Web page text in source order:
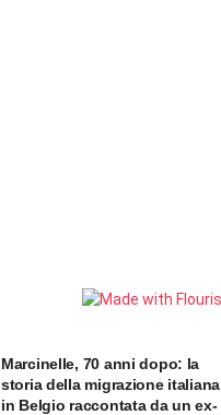
Marcinelle, 70 anni dopo: la
storia della migrazione italiana
in Belgio raccontata da un ex-